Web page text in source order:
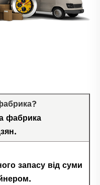
фабрика
запасу від суми